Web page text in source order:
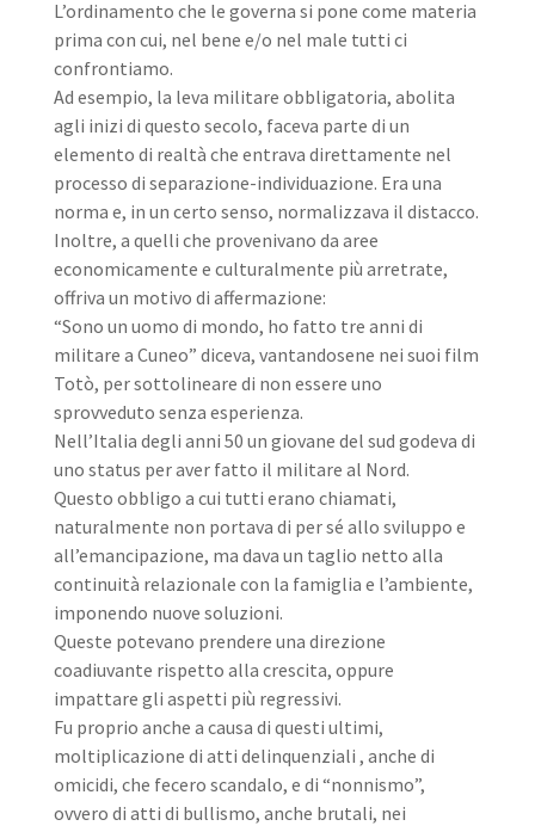
L’ordinamento che le governa si pone come materia
prima con cui, nel bene e/o nel male tutti ci
confrontiamo.
Ad esempio, la leva militare obbligatoria, abolita
agli inizi di questo secolo, faceva parte di un
elemento di realtà che entrava direttamente nel
processo di separazione-individuazione. Era una
norma e, in un certo senso, normalizzava il distacco.
Inoltre, a quelli che provenivano da aree
economicamente e culturalmente più arretrate,
offriva un motivo di affermazione:
“Sono un uomo di mondo, ho fatto tre anni di
militare a Cuneo” diceva, vantandosene nei suoi film
Totò, per sottolineare di non essere uno
sprovveduto senza esperienza.
Nell’Italia degli anni 50 un giovane del sud godeva di
uno status per aver fatto il militare al Nord.
Questo obbligo a cui tutti erano chiamati,
naturalmente non portava di per sé allo sviluppo e
all’emancipazione, ma dava un taglio netto alla
continuità relazionale con la famiglia e l’ambiente,
imponendo nuove soluzioni.
Queste potevano prendere una direzione
coadiuvante rispetto alla crescita, oppure
impattare gli aspetti più regressivi.
Fu proprio anche a causa di questi ultimi,
moltiplicazione di atti delinquenziali , anche di
omicidi, che fecero scandalo, e di “nonnismo”,
ovvero di atti di bullismo, anche brutali, nei